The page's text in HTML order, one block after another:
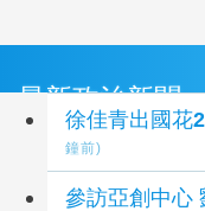
最新政治新聞
徐佳青出國花
鐘前)
參訪亞創中心 劉建國：雲嘉共創無人機產業廊